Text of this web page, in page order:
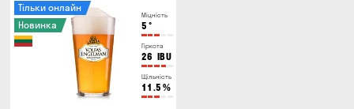
Міцність
5 °
Гіркота
26 IBU
Щільність
11.5 %
Тільки онлайн
Новинка